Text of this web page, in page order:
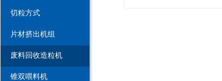
切粒方式
片材挤出机组
废料回收造粒机
锥双喂料机